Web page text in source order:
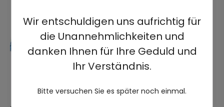
Wir entschuldigen uns aufrichtig für
die Unannehmlichkeiten und
danken Ihnen für Ihre Geduld und
Ihr Verständnis.
Bitte versuchen Sie es später noch einmal.